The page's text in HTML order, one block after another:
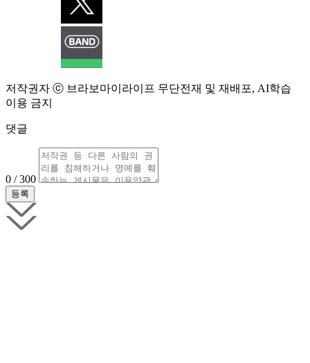
저작권자 ⓒ 브라보마이라이프 무단전재 및 재배포, AI학습
이용 금지
댓글
0 / 300